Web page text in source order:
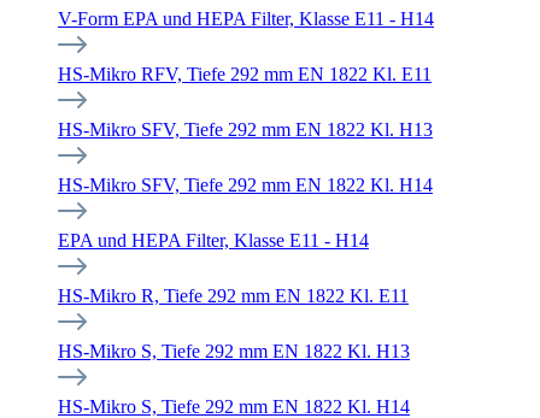
V-Form EPA und HEPA Filter, Klasse E11 - H14
HS-Mikro RFV, Tiefe 292 mm EN 1822 Kl. E11
HS-Mikro SFV, Tiefe 292 mm EN 1822 Kl. H13
HS-Mikro SFV, Tiefe 292 mm EN 1822 Kl. H14
EPA und HEPA Filter, Klasse E11 - H14
HS-Mikro R, Tiefe 292 mm EN 1822 Kl. E11
HS-Mikro S, Tiefe 292 mm EN 1822 Kl. H13
HS-Mikro S, Tiefe 292 mm EN 1822 Kl. H14